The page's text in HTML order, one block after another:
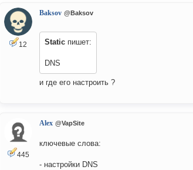
12
Baksov @Baksov
Static пишет:
DNS
и где его настроить ?
445
Alex @VapSite
ключевые слова:
- настройки DNS